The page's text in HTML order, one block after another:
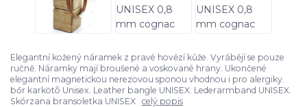
Elegantní kožený náramek z pravé hovězí kůže. Vyrábějí se pouze
ručně. Náramky mají broušené a voskované hrany. Ukončené
elegantní magnetickou nerezovou sponou vhodnou i pro alergiky.
bőr karkötõ Unisex. Leather bangle UNISEX. Lederarmband UNISEX.
Skórzana bransoletka UNISEX celý popis